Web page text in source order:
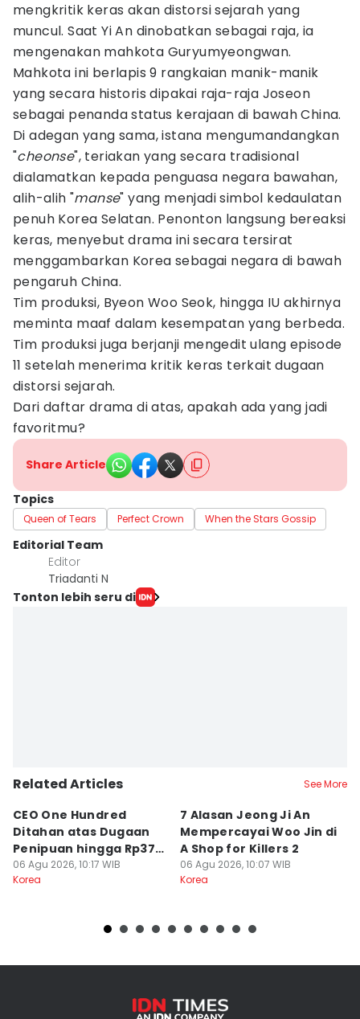
mengkritik keras akan distorsi sejarah yang
muncul. Saat Yi An dinobatkan sebagai raja, ia
mengenakan mahkota Guryumyeongwan.
Mahkota ini berlapis 9 rangkaian manik-manik
yang secara historis dipakai raja-raja Joseon
sebagai penanda status kerajaan di bawah China.
Di adegan yang sama, istana mengumandangkan
"cheonse", teriakan yang secara tradisional
dialamatkan kepada penguasa negara bawahan,
alih-alih "manse" yang menjadi simbol kedaulatan
penuh Korea Selatan. Penonton langsung bereaksi
keras, menyebut drama ini secara tersirat
menggambarkan Korea sebagai negara di bawah
pengaruh China.
Tim produksi, Byeon Woo Seok, hingga IU akhirnya
meminta maaf dalam kesempatan yang berbeda.
Tim produksi juga berjanji mengedit ulang episode
11 setelah menerima kritik keras terkait dugaan
distorsi sejarah.
Dari daftar drama di atas, apakah ada yang jadi
favoritmu?
Share Article
Topics
Queen of Tears Perfect Crown When the Stars Gossip
Editorial Team
Editor
Triadanti N
Tonton lebih seru di
Related Articles See More
CEO One Hundred
Ditahan atas Dugaan
Penipuan hingga Rp379
Miliar
06 Agu 2026, 10:17 WIB
Korea
7 Alasan Jeong Ji An
Mempercayai Woo Jin di
A Shop for Killers 2
06 Agu 2026, 10:07 WIB
Korea